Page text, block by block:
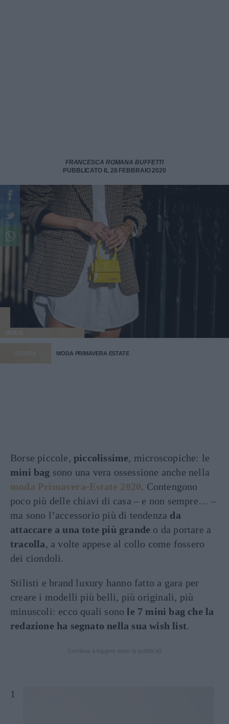
FRANCESCA ROMANA BUFFETTI
PUBBLICATO IL 28 FEBBRAIO 2020
MODA
STORIA MODA PRIMAVERA ESTATE
Borse piccole, piccolissime, microscopiche: le
mini bag sono una vera ossessione anche nella
moda Primavera-Estate 2020. Contengono
poco più delle chiavi di casa – e non sempre… –
ma sono l’accessorio più di tendenza da
attaccare a una tote più grande o da portare a
tracolla, a volte appese al collo come fossero
dei ciondoli.
Stilisti e brand luxury hanno fatto a gara per
creare i modelli più belli, più originali, più
minuscoli: ecco quali sono le 7 mini bag che la
redazione ha segnato nella sua wish list.